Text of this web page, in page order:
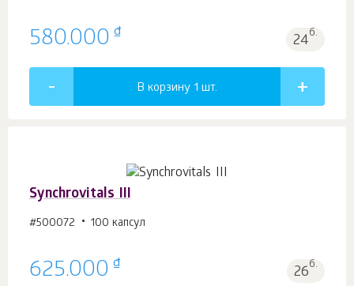
580.000 ₫ 24б.
В корзину 1 шт.
Synchrovitals III
#500072 100 капсул
625.000 ₫ 26б.